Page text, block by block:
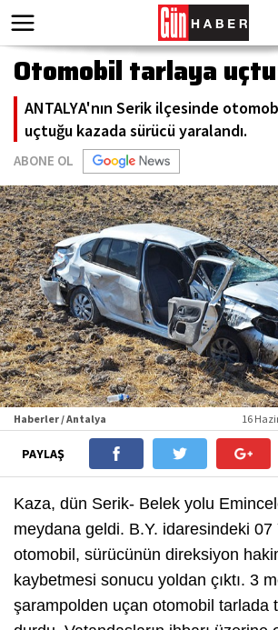
Otomobil tarlaya
ANTALYA'nın Serik ilçesinde
uçtuğu kazada sürücü yaralandı.
ABONE OL
Haberler / Antalya 16
PAYLAŞ
Kaza, dün Serik- Belek yolu
meydana geldi. B.Y. idaresindeki 07
otomobil, sürücünün direksiyon
kaybetmesi sonucu yoldan çıktı. 3
şarampolden uçan otomobil tarlada